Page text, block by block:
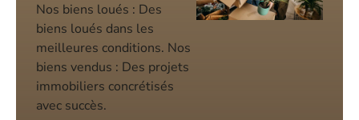
Nos biens loués : Des
biens loués dans les
meilleures conditions. Nos
biens vendus : Des projets
immobiliers concrétisés
avec succès.